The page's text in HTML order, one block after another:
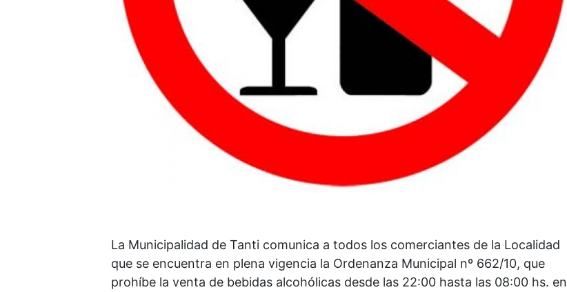
La Municipalidad de Tanti comunica a todos los comerciantes de la Localidad
que se encuentra en plena vigencia la Ordenanza Municipal nº 662/10, que
prohíbe la venta de bebidas alcohólicas desde las 22:00 hasta las 08:00 hs. en